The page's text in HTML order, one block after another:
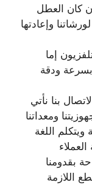
كان العطل
وإعادتها
إما
بسرعة ودقة
بنا نأتي
ومعداتنا
ويتكلم اللغة
بقدومنا
اللازمة